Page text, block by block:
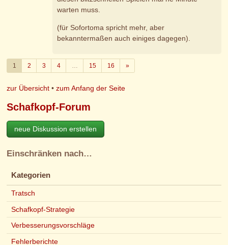
warten muss.
(für Sofortoma spricht mehr, aber
bekanntermaßen auch einiges dagegen).
1 2 3 4 … 15 16 »Weiter
zur Übersicht •zum Anfang der Seite
Schafkopf-Forum
neue Diskussion erstellen
Einschränken nach…
Kategorien
Tratsch
Schafkopf-Strategie
Verbesserungsvorschläge
Fehlerberichte